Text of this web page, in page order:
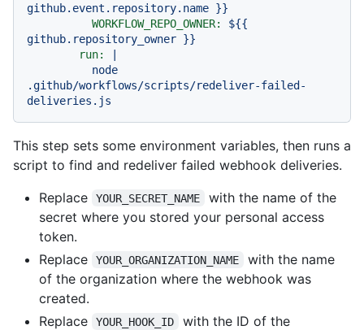
github.event.repository.name }}
WORKFLOW_REPO_OWNER:
${{
github.repository_owner }}
run:
|
node
.github/workflows/scripts/redeliver-failed-
deliveries.js
This step sets some environment variables, then runs a
script to find and redeliver failed webhook deliveries.
Replace
YOUR_SECRET_NAME
with the name of the
secret where you stored your personal access
token.
Replace
YOUR_ORGANIZATION_NAME
with the name
of the organization where the webhook was
created.
Replace
YOUR_HOOK_ID
with the ID of the